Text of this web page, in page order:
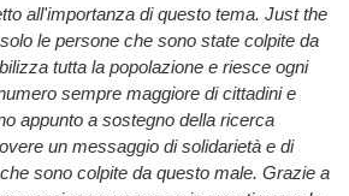
all'importanza di questo tema. Just the
le persone che sono state colpite da
tutta la popolazione e riesce ogni
sempre maggiore di cittadini e
appunto a sostegno della ricerca
un messaggio di solidarietà e di
sono colpite da questo male. Grazie a